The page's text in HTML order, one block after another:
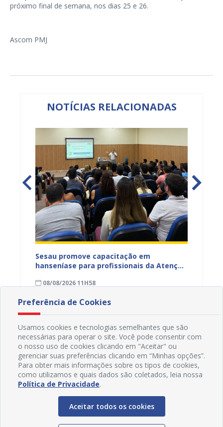
próximo final de semana, nos dias 25 e 26.
Ascom PMJ
NOTÍCIAS RELACIONADAS
Sesau promove capacitação em
hanseníase para profissionais da Atenção
08/08/2026 11H58
Preferência de Cookies
Usamos cookies e tecnologias semelhantes que são
necessárias para operar o site. Você pode consentir com
o nosso uso de cookies clicando em "Aceitar" ou
gerenciar suas preferências clicando em “Minhas opções”.
Para obter mais informações sobre os tipos de cookies,
como utilizamos e quais dados são coletados, leia nossa
Política de Privacidade.
Aceitar todos os cookies